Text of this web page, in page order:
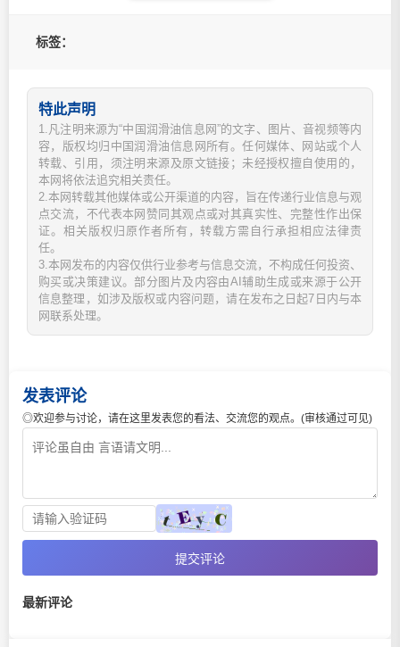
标签：
特此声明
1.凡注明来源为“中国润滑油信息网”的文字、图片、音视频等内
容，版权均归中国润滑油信息网所有。任何媒体、网站或个人
转载、引用，须注明来源及原文链接；未经授权擅自使用的，
本网将依法追究相关责任。
2.本网转载其他媒体或公开渠道的内容，旨在传递行业信息与观
点交流，不代表本网赞同其观点或对其真实性、完整性作出保
证。相关版权归原作者所有，转载方需自行承担相应法律责
任。
3.本网发布的内容仅供行业参考与信息交流，不构成任何投资、
购买或决策建议。部分图片及内容由AI辅助生成或来源于公开
信息整理，如涉及版权或内容问题，请在发布之日起7日内与本
网联系处理。
发表评论
◎欢迎参与讨论，请在这里发表您的看法、交流您的观点。(审核通过可见)
提交评论
最新评论